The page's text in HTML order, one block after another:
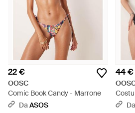
22 €
OOSC
Comic Book Candy - Marrone
DaASOS
44 €
ConDa